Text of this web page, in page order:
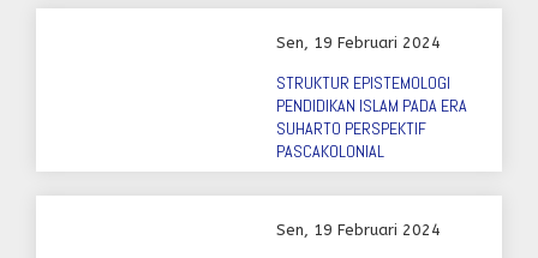
Sen, 19 Februari 2024
STRUKTUR EPISTEMOLOGI
PENDIDIKAN ISLAM PADA ERA
SUHARTO PERSPEKTIF
PASCAKOLONIAL
Sen, 19 Februari 2024